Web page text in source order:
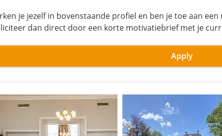
je jezelf in bovenstaande profiel en ben je toe aan
dan direct door een korte motivatiebrief met je
Apply